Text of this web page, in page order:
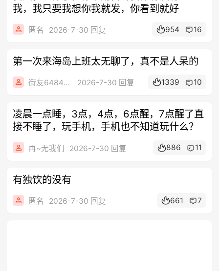
我，我只要我想你我就发，你看到就好
匿名 2026-7-30 回复 954 16
第一次来海岛上班太无聊了，真不是人呆的
街友64848645 2026-7-30 回复 1339 10
凌晨一点睡，3点，4点，6点醒，7点醒了直
接不睡了，玩手机，手机也不知道玩什么？
再~无我们 2026-7-30 回复 886 11
有独饮的没有
匿名 2026-7-30 回复 661 7